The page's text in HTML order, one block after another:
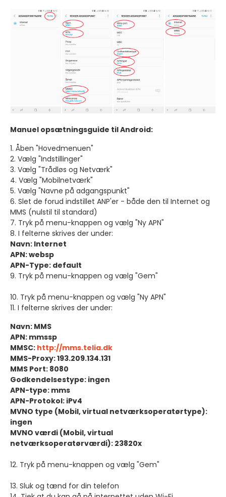
Manuel opsætningsguide til Android:
1. Åben "Hovedmenuen"
2. Vælg "Indstillinger"
3. Vælg "Trådløs og Netværk"
4. Vælg "Mobilnetværk"
5. Vælg "Navne på adgangspunkt"
6. Slet de forud indstillet ANP'er - både den til Internet og
MMS (nulstil til standard)
7. Tryk på menu-knappen og vælg "Ny APN"
8. I felterne skrives der under:
Navn: Internet
APN: websp
APN-Type: default
9. Tryk på menu-knappen og vælg "Gem"
10. Tryk på menu-knappen og vælg "Ny APN"
11. I felterne skrives der under:
Navn: MMS
APN: mmssp
MMSC: http://mms.telia.dk
MMS-Proxy: 193.209.134.131
MMS Port: 8080
Godkendelsestype: ingen
APN-type: mms
APN-Protokol: iPv4
MVNO type (Mobil, virtual netværksoperatørtype):
ingen
MVNO værdi (Mobil, virtual
netværksoperatørværdi): 23820x
12. Tryk på menu-knappen og vælg "Gem"
13. Sluk og tænd for din telefon